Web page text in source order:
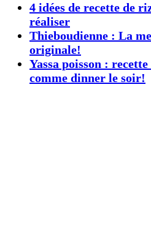
4 idées de recette de
réaliser
Thieboudienne : La
originale!
Yassa poisson :
comme dinner le soir!